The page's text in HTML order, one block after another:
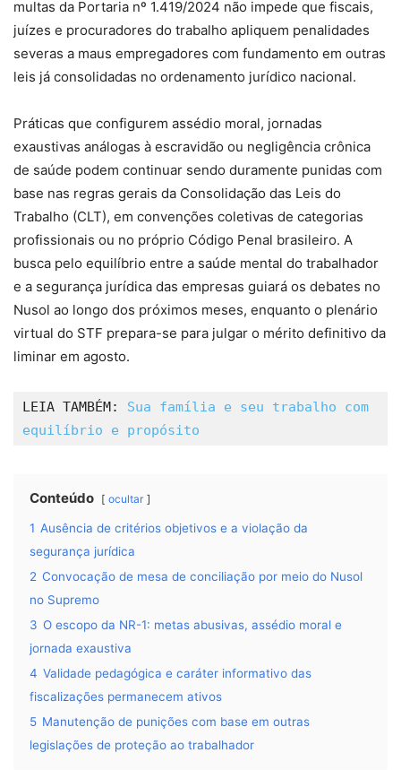
multas da Portaria nº 1.419/2024 não impede que fiscais,
juízes e procuradores do trabalho apliquem penalidades
severas a maus empregadores com fundamento em outras
leis já consolidadas no ordenamento jurídico nacional.
Práticas que configurem assédio moral, jornadas
exaustivas análogas à escravidão ou negligência crônica
de saúde podem continuar sendo duramente punidas com
base nas regras gerais da Consolidação das Leis do
Trabalho (CLT), em convenções coletivas de categorias
profissionais ou no próprio Código Penal brasileiro. A
busca pelo equilíbrio entre a saúde mental do trabalhador
e a segurança jurídica das empresas guiará os debates no
Nusol ao longo dos próximos meses, enquanto o plenário
virtual do STF prepara-se para julgar o mérito definitivo da
liminar em agosto.
LEIA TAMBÉM: Sua família e seu trabalho com
equilíbrio e propósito
Conteúdo ocultar
1 Ausência de critérios objetivos e a violação da
segurança jurídica
2 Convocação de mesa de conciliação por meio do Nusol
no Supremo
3 O escopo da NR-1: metas abusivas, assédio moral e
jornada exaustiva
4 Validade pedagógica e caráter informativo das
fiscalizações permanecem ativos
5 Manutenção de punições com base em outras
legislações de proteção ao trabalhador